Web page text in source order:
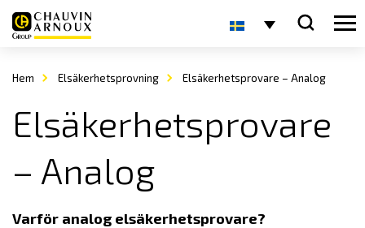
Hem Elsäkerhetsprovning Elsäkerhetsprovare – Analog
Elsäkerhetsprovare
– Analog
Varför analog elsäkerhetsprovare?